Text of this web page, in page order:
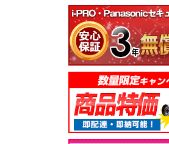
Panasonic i-PRO
2MP(1080p) 屋内 小
型 AIカメラ スピーカ
S71301-F2L (送料無
（税別）
即納可能！
パナソニック
Panasonic i-PRO カ
メラ吊り下げ金具
WV-QSR501-WUX
(送料無料)
6,000円（税別）